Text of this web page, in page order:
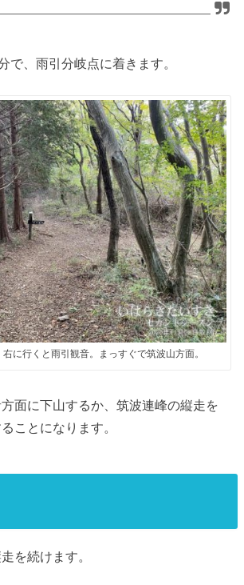
で、雨引分岐点に着きます。
右に行くと雨引観音。まっすぐで筑波山方面。
面に下山するか、筑波連峰の縦走を
ことになります。
を続けます。